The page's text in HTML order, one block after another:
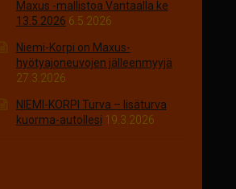
Maxus -mallistoa Vantaalla ke
13.5.2026 6.5.2026
Niemi-Korpi on Maxus-
hyötyajoneuvojen jälleenmyyjä
27.3.2026
NIEMI-KORPI Turva – lisäturva
kuorma-autollesi 19.3.2026